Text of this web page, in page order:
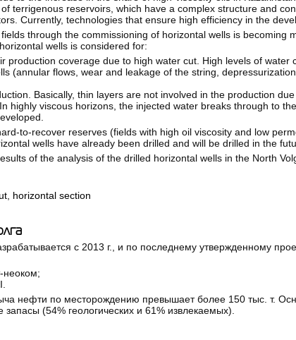
terrigenous reservoirs, which have a complex structure and
Currently, technologies that ensure high efficiency in the
through the commissioning of horizontal wells is becoming
wells is considered for:
production coverage due to high water cut. High levels of
(annular flows, wear and leakage of the string,
Basically, thin layers are not involved in the production
highly viscous horizons, the injected water breaks through to
to-recover reserves (fields with high oil viscosity and low
wells have already been drilled and will be drilled in the
of the analysis of the drilled horizontal wells in the North
, horizontal section
с 2013 г., и по последнему утвержденному
неоком;
нефти по месторождению превышает более 150 тыс. т.
(54% геологических и 61% извлекаемых).